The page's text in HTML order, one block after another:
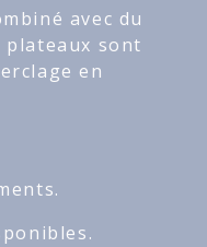
avec du
plateaux sont
en